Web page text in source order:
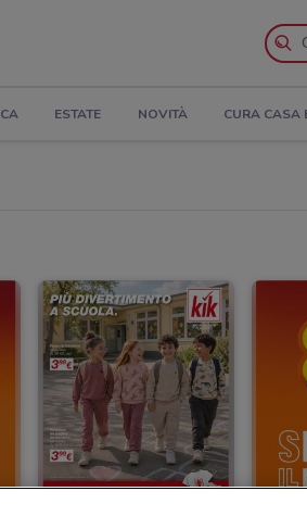
ESTATE NOVITÀ CURA CASA